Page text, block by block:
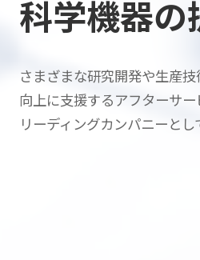
科学機器の
さまざまな研究開発や生産技
向上に支援するアフターサ
リーディングカンパニーとし